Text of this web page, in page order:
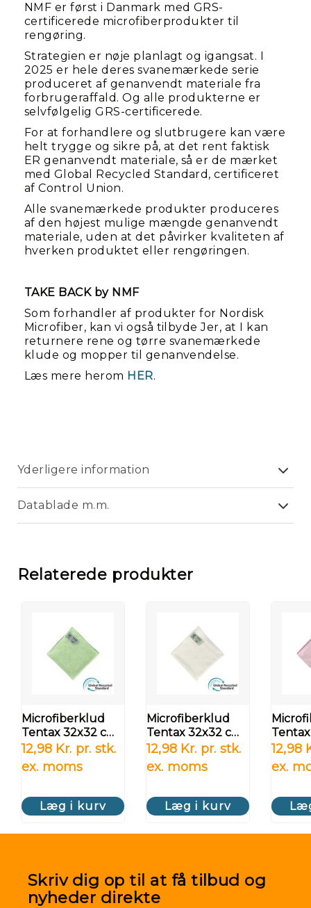
NMF er først i Danmark med GRS-
certificerede microfiberprodukter til
rengøring.
Strategien er nøje planlagt og igangsat. I
2025 er hele deres svanemærkede serie
produceret af genanvendt materiale fra
forbrugeraffald. Og alle produkterne er
selvfølgelig GRS-certificerede.
For at forhandlere og slutbrugere kan være
helt trygge og sikre på, at det rent faktisk
ER genanvendt materiale, så er de mærket
med Global Recycled Standard, certificeret
af Control Union.
Alle svanemærkede produkter produceres
af den højest mulige mængde genanvendt
materiale, uden at det påvirker kvaliteten af
hverken produktet eller rengøringen.
TAKE BACK by NMF
Som forhandler af produkter for Nordisk
Microfiber, kan vi også tilbyde Jer, at I kan
returnere rene og tørre svanemærkede
klude og mopper til genanvendelse.
Læs mere herom HER.
Yderligere information
Datablade m.m.
Relaterede produkter
Microfiberklud
Tentax 32x32 cm -
grøn
12,98 Kr. pr. stk.
ex. moms
Læg i kurv
Microfiberklud
Tentax 32x32 cm -
hvid
12,98 Kr. pr. stk.
ex. moms
Læg i kurv
pink
12,98
ex.
Skriv dig op til at få tilbud og
nyheder direkte